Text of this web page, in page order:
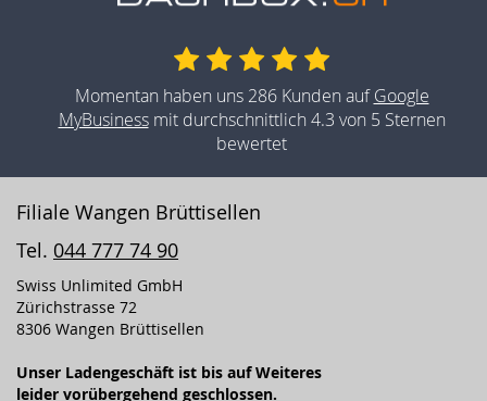
Momentan haben uns 286 Kunden aufGoogle
MyBusinessmit durchschnittlich 4.3 von 5 Sternen
bewertet
Filiale Wangen Brüttisellen
Tel. 044 777 74 90
Swiss Unlimited GmbH
Zürichstrasse 72
8306 Wangen Brüttisellen
Unser Ladengeschäft ist bis auf Weiteres
leider vorübergehend geschlossen.